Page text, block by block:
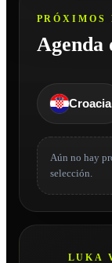
PRÓXIMOS
Agenda
Croacia
Aún no hay
selección.
LUKA